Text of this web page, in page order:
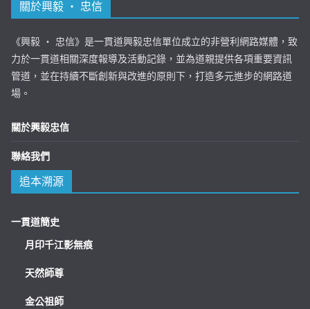
關於興毅 ‧ 忠信
《興毅 ‧ 忠信》是一貫道興毅忠信單位成立的非營利網路媒體，致
力於一貫道相關深度報導及活動記錄，並為道親提供各項重要資訊
管道，並在持續不斷創新與改進的原則下，打造多元進步的網路道
場。
關於興毅忠信
聯絡我們
追本溯源
一貫道簡史
月印千江影無痕
天然師尊
金公祖師